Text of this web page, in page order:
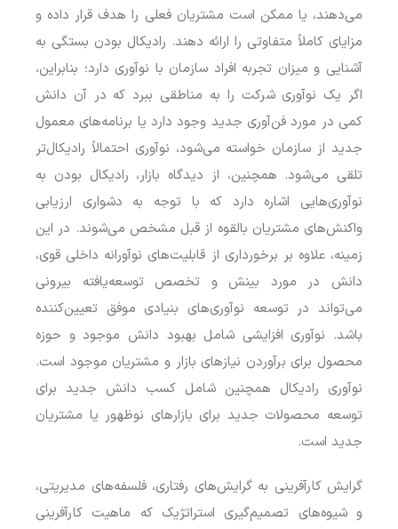
می‌دهند، یا ممکن است مشتریان فعلی را هدف قرار داده و
مزایای کاملاً متفاوتی را ارائه دهند. رادیکال بودن بستگی به
آشنایی و میزان تجربه افراد سازمان با نوآوری دارد؛ بنابراین،
اگر یک نوآوری شرکت را به مناطقی ببرد که در آن دانش
کمی در مورد فن‌آوری جدید وجود دارد یا برنامه‌های معمول
جدید از سازمان خواسته می‌شود، نوآوری احتمالاً رادیکال‌تر
تلقی می‌شود. همچنین، از دیدگاه بازار، رادیکال بودن به
نوآوری‌هایی اشاره دارد که با توجه به دشواری ارزیابی
واکنش‌های مشتریان بالقوه از قبل مشخص می‌شوند. در این
زمینه، علاوه بر برخورداری از قابلیت‌های نوآورانه داخلی قوی،
دانش در مورد بینش و تخصص توسعه‌یافته بیرونی
می‌تواند در توسعه نوآوری‌های بنیادی موفق تعیین‌کننده
باشد. نوآوری افزایشی شامل بهبود دانش موجود و حوزه
محصول برای برآوردن نیازهای بازار و مشتریان موجود است.
نوآوری رادیکال همچنین شامل کسب دانش جدید برای
توسعه محصولات جدید برای بازارهای نوظهور یا مشتریان
جدید است.
گرایش کارآفرینی به گرایش‌های رفتاری، فلسفه‌های مدیریتی،
و شیوه‌های تصمیم‌گیری استراتژیک که ماهیت کارآفرینی